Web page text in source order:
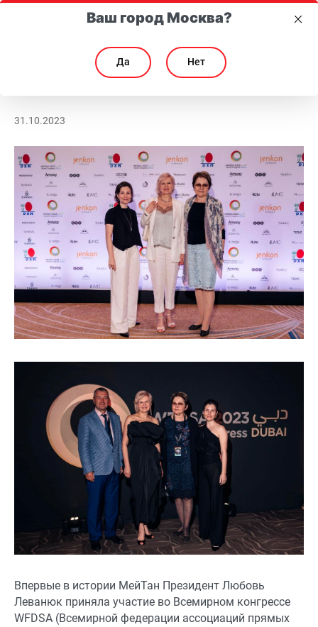
Президент МейТан представила Россию на Всемирном конгрессе
31.10.2023
Впервые в истории МейТан Президент Любовь
Леванюк приняла участие во Всемирном конгрессе
WFDSA (Всемирной федерации ассоциаций прямых
Ваш город Москва?
Да Нет